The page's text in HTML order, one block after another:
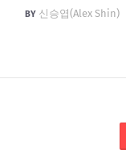
신승엽(Alex Shin)